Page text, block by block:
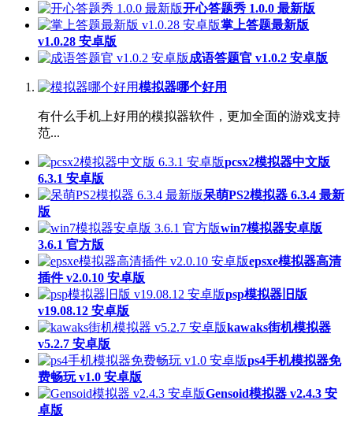
开心答题秀 1.0.0 最新版
掌上答题最新版
v1.0.28 安卓版
成语答题官 v1.0.2 安卓版
模拟器哪个好用
有什么手机上好用的模拟器软件，更加全面的游戏支持
范...
pcsx2模拟器中文版
6.3.1 安卓版
呆萌PS2模拟器 6.3.4 最新
版
win7模拟器安卓版
3.6.1 官方版
epsxe模拟器高清
插件 v2.0.10 安卓版
psp模拟器旧版
v19.08.12 安卓版
kawaks街机模拟器
v5.2.7 安卓版
ps4手机模拟器免
费畅玩 v1.0 安卓版
Gensoid模拟器 v2.4.3 安
卓版